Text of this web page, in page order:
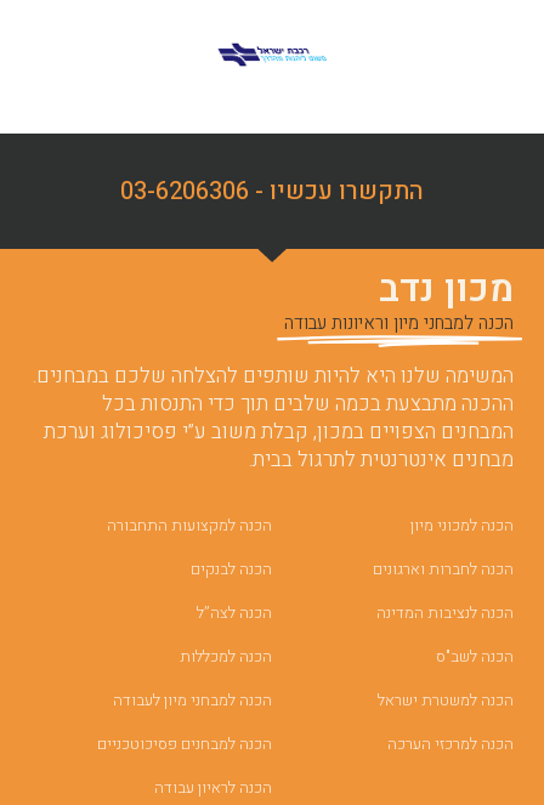
התקשרו עכשיו - 03-6206306
מכון נדב
הכנה למבחני מיון וראיונות עבודה
המשימה שלנו היא להיות שותפים להצלחה שלכם במבחנים.
ההכנה מתבצעת בכמה שלבים תוך כדי התנסות בכל
המבחנים הצפויים במכון, קבלת משוב ע”י פסיכולוג וערכת
מבחנים אינטרנטית לתרגול בבית.
הכנה למכוני מיון
הכנה לחברות וארגונים
הכנה לנציבות המדינה
הכנה לשב"ס
הכנה למשטרת ישראל
הכנה למרכזי הערכה
הכנה למקצועות התחבורה
הכנה לבנקים
הכנה לצה”ל
הכנה למכללות
הכנה למבחני מיון לעבודה
הכנה למבחנים פסיכוטכניים
הכנה לראיון עבודה